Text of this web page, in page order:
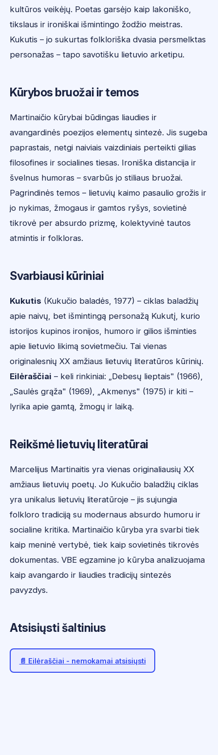
kultūros veikėjų. Poetas garsėjo kaip lakoniško,
tikslaus ir ironiškai išmintingo žodžio meistras.
Kukutis – jo sukurtas folkloriška dvasia persmelktas
personažas – tapo savotišku lietuvio arketipu.
Kūrybos bruožai ir temos
Martinaičio kūrybai būdingas liaudies ir
avangardinės poezijos elementų sintezė. Jis sugeba
paprastais, netgi naiviais vaizdiniais perteikti gilias
filosofines ir socialines tiesas. Ironiška distancija ir
švelnus humoras – svarbūs jo stiliaus bruožai.
Pagrindinės temos – lietuvių kaimo pasaulio grožis ir
jo nykimas, žmogaus ir gamtos ryšys, sovietinė
tikrovė per absurdo prizmę, kolektyvinė tautos
atmintis ir folkloras.
Svarbiausi kūriniai
Kukutis (Kukučio baladės, 1977) – ciklas baladžių
apie naivų, bet išmintingą personažą Kukutį, kurio
istorijos kupinos ironijos, humoro ir gilios išminties
apie lietuvio likimą sovietmečiu. Tai vienas
originalesnių XX amžiaus lietuvių literatūros kūrinių.
Eilėraščiai – keli rinkiniai: „Debesų lieptais" (1966),
„Saulės grąža" (1969), „Akmenys" (1975) ir kiti –
lyrika apie gamtą, žmogų ir laiką.
Reikšmė lietuvių literatūrai
Marcelijus Martinaitis yra vienas originaliausių XX
amžiaus lietuvių poetų. Jo Kukučio baladžių ciklas
yra unikalus lietuvių literatūroje – jis sujungia
folkloro tradiciją su modernaus absurdo humoru ir
socialine kritika. Martinaičio kūryba yra svarbi tiek
kaip meninė vertybė, tiek kaip sovietinės tikrovės
dokumentas. VBE egzamine jo kūryba analizuojama
kaip avangardo ir liaudies tradicijų sintezės
pavyzdys.
Atsisiųsti šaltinius
📄 Eilėraščiai - nemokamai atsisiųsti